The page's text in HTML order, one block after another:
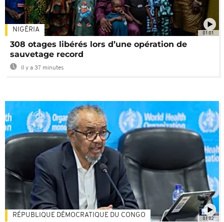
01:01
NIGÉRIA
308 otages libérés lors d’une opération de
sauvetage record
Il y a 37 minutes
01:02
RÉPUBLIQUE DÉMOCRATIQUE DU CONGO